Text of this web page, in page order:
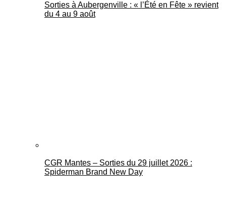
Sorties à Aubergenville : « l’Été en Fête » revient
du 4 au 9 août
CGR Mantes – Sorties du 29 juillet 2026 :
Spiderman Brand New Day